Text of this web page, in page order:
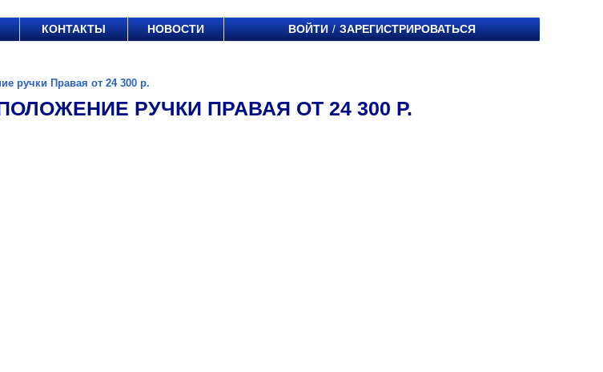
КОНТАКТЫ НОВОСТИ ВОЙТИ / ЗАРЕГИСТРИРОВАТЬСЯ
ручки Правая от 24 300 р.
РУЧКИ ПРАВАЯ ОТ 24 300 Р.